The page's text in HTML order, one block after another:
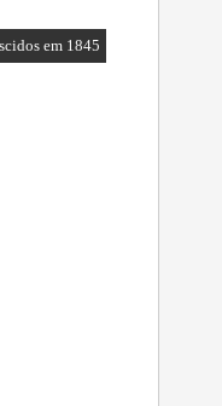
em 1845